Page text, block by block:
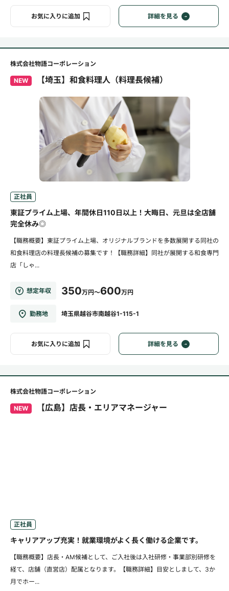
お気に入りに追加 詳細を見る
株式会社物語コーポレーション
NEW 【埼玉】和食料理人（料理長候補）
正社員
東証プライム上場、年間休日110日以上！大晦日、元旦は全店舗
完全休み◎
【職務概要】東証プライム上場、オリジナルブランドを多数展開する同社の
和食料理店の料理長候補の募集です！【職務詳細】同社が展開する和食専門
店「しゃ...
想定年収 350万円～600万円
勤務地 埼玉県越谷市南越谷1-115-1
お気に入りに追加 詳細を見る
株式会社物語コーポレーション
NEW 【広島】店長・エリアマネージャー
正社員
キャリアアップ充実！就業環境がよく長く働ける企業です。
【職務概要】店長・AM候補として、ご入社後は入社研修・事業部別研修を
経て、店舗（直営店）配属となります。【職務詳細】目安としまして、3か
月でホー...